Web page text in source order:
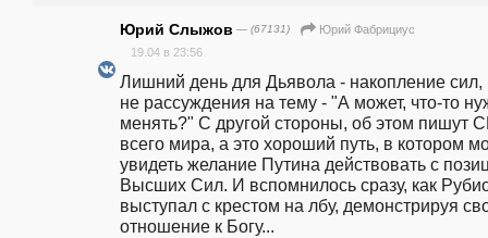
Юрий Слыжов — (67131)
Юрий Фабрициус
19.04 в 23:56
Лишний день для Дьявола - накопление сил,
не рассуждения на тему - "А может, что-то
менять?" С другой стороны, об этом пишут
всего мира, а это хороший путь, в котором
увидеть желание Путина действовать с
Высших Сил. И вспомнилось сразу, как
выступал с крестом на лбу, демонстрируя
отношение к Богу...